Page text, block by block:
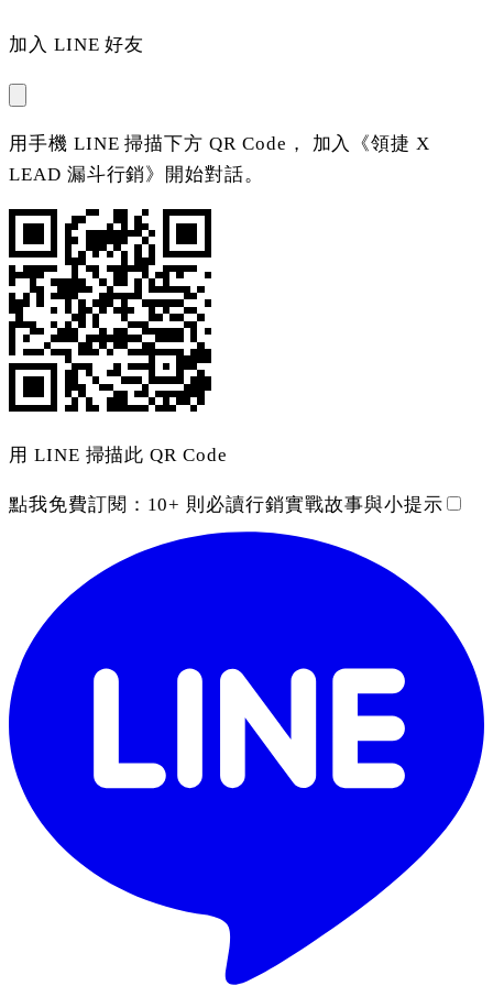
加入 LINE 好友
用手機 LINE 掃描下方 QR Code， 加入《領捷 X
LEAD 漏斗行銷》開始對話。
用 LINE 掃描此 QR Code
點我免費訂閱： 10+ 則必讀行銷實戰故事與小提示